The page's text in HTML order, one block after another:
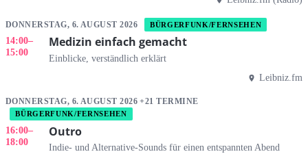
DONNERSTAG, 6. AUGUST 2026 BÜRGERFUNK/FERNSEHEN
14:00–
15:00
Medizin einfach gemacht
Einblicke, verständlich erklärt
Leibniz.fm
DONNERSTAG, 6. AUGUST 2026 +21 TERMINE
BÜRGERFUNK/FERNSEHEN
16:00–
18:00
Outro
Indie- und Alternative-Sounds für einen entspannten Abend